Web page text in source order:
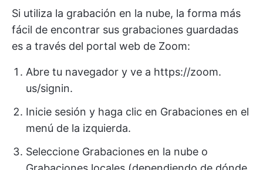
Si utiliza la grabación en la nube, la forma más
fácil de encontrar sus grabaciones guardadas
es a través del portal web de Zoom:
Abre tu navegador y ve a https://zoom.
us/signin.
Inicie sesión y haga clic en Grabaciones en el
menú de la izquierda.
Seleccione Grabaciones en la nube o